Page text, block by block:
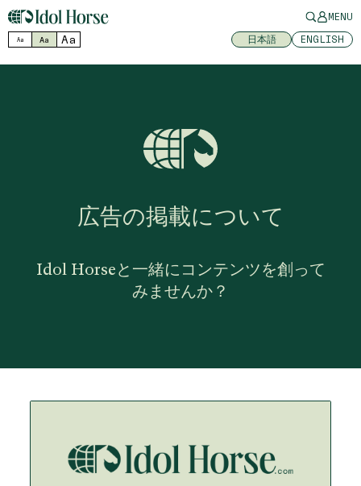
MENU
Aa Aa Aa 日本語 ENGLISH
広告の掲載について
Idol Horseと一緒にコンテンツを創って
みませんか？